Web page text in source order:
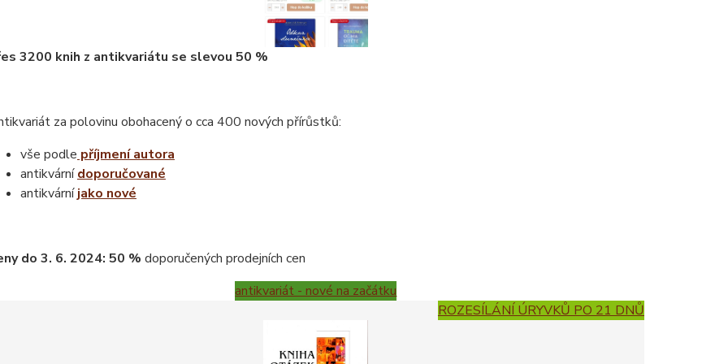
3200 knih z antikvariátu se slevou 50 %
za polovinu obohacený o cca 400 nových přírůstků:
vše podle příjmení autora
antikvárnídoporučované
antikvárníjako nové
do 3. 6. 2024: 50 % doporučených prodejních cen
antikvariát - nové na začátku
ROZESÍLÁNÍ ÚRYVKŮ PO 21 DNŮ